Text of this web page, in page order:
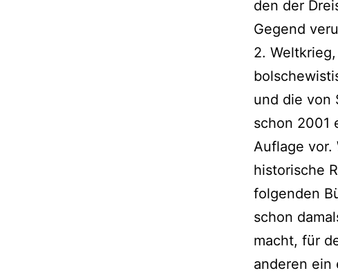
den der
Gegend
2.
und die von
schon 2001
Auflage vor.
historische
folgenden
schon
macht, für
anderen ein